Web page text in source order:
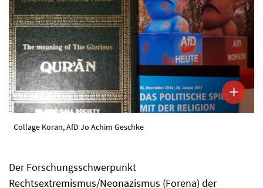
Collage Koran, AfD Jo Achim Geschke
Der Forschungsschwerpunkt
Rechtsextremismus/Neonazismus (Forena) der